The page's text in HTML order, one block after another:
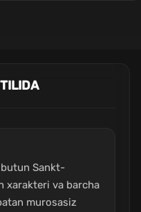
Sankt-
xarakteri va barcha
murosasiz